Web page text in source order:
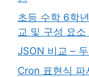
초등 수학 6학
교 및 구성 요소
JSON 비교 –
Cron 표현식 파